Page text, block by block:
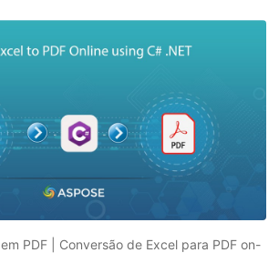
PDF | Conversão de Excel para PDF on-